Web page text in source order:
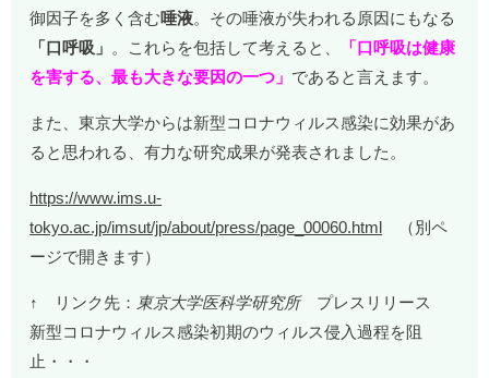
御因子を多く含む唾液。その唾液が失われる原因にもなる
「口呼吸」 。これらを包括して考えると、
「口呼吸は健康
を害する、最も大きな要因の一つ」 であると言えます。
また、東京大学からは新型コロナウィルス感染に効果があ
ると思われる、有力な研究成果が発表されました。
https://www.ims.u-
tokyo.ac.jp/imsut/jp/about/press/page_00060.html
（別ペ
ージで開きます）
↑ リンク先： 東京大学医科学研究所プレスリリース
新型コロナウィルス感染初期のウィルス侵入過程を阻
止・・・